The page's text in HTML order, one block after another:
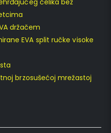
držačem
EVA split ručke visoke
brzosušećoj mrežastoj